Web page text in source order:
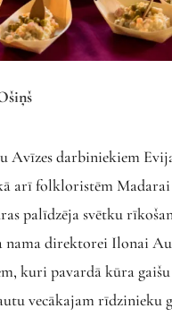
Avīzes darbiniekiem
arī folkloristēm
palīdzēja svētku
nama direktorei Ilonai
kuri pavardā kūra
vecākajam rīdzinieku